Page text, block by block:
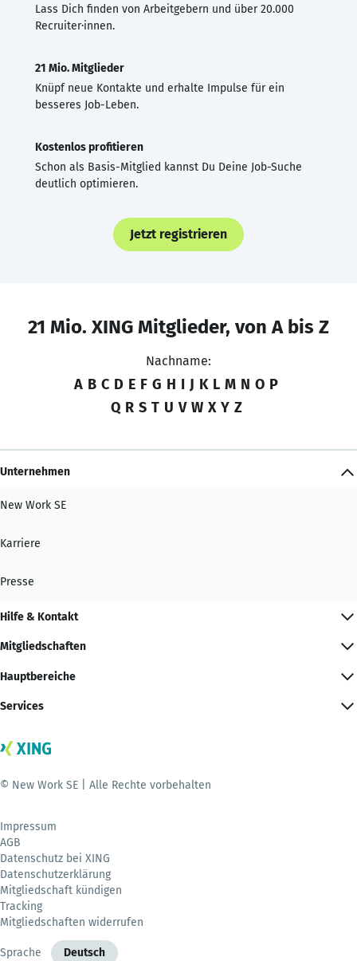
Lass Dich finden von Arbeitgebern und über 20.000
Recruiter·innen.
21 Mio. Mitglieder
Knüpf neue Kontakte und erhalte Impulse für ein
besseres Job-Leben.
Kostenlos profitieren
Schon als Basis-Mitglied kannst Du Deine Job-Suche
deutlich optimieren.
Jetzt registrieren
21 Mio. XING Mitglieder, von A bis Z
Nachname:
A B C D E F G H I J K L M N O P
Q R S T U V W X Y Z
Unternehmen
New Work SE
Karriere
Presse
Hilfe & Kontakt
Mitgliedschaften
Hauptbereiche
Services
© New Work SE | Alle Rechte vorbehalten
Impressum
AGB
Datenschutz bei XING
Datenschutzerklärung
Mitgliedschaft kündigen
Tracking
Mitgliedschaften widerrufen
Sprache Deutsch